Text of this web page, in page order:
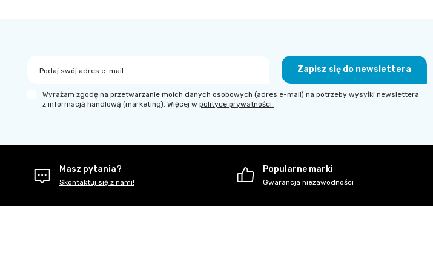
Podaj swój adres e-mail Zapisz się do newslettera
Wyrażam zgodę na przetwarzanie moich danych osobowych (adres e-mail) na potrzeby wysyłki newslettera
z informacją handlową (marketing). Więcej w polityce prywatności.
Masz pytania?
Skontaktuj się z nami!
Popularne marki
Gwarancja niezawodności